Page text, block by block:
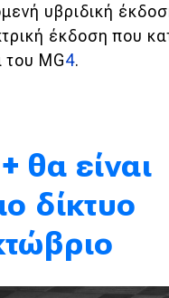
υβριδική
έκδοση που
του MG4.
θα είναι
δίκτυο